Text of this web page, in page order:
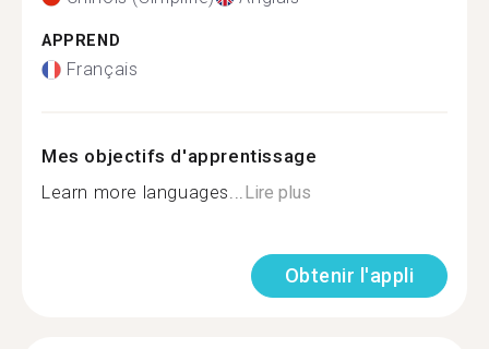
APPREND
Français
Mes objectifs d'apprentissage
Learn more languages...Lire plus
Obtenir l'appli